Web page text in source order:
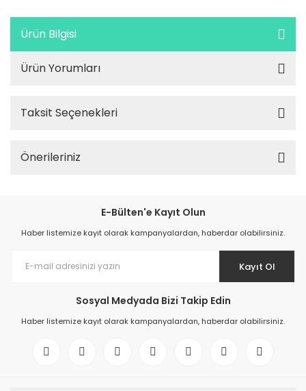
Ürün Bilgisi
Ürün Yorumları
Taksit Seçenekleri
Önerileriniz
E-Bülten'e Kayıt Olun
Haber listemize kayıt olarak kampanyalardan, haberdar olabilirsiniz.
Kayıt Ol
Sosyal Medyada Bizi Takip Edin
Haber listemize kayıt olarak kampanyalardan, haberdar olabilirsiniz.